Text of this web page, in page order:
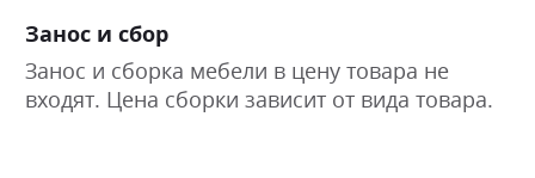
Занос и сбор
Занос и сборка мебели в цену товара не
входят. Цена сборки зависит от вида товара.